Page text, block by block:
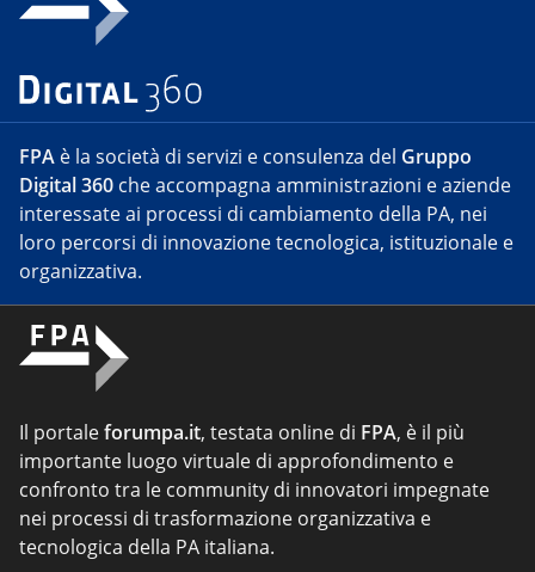
FPA è la società di servizi e consulenza del Gruppo
Digital 360 che accompagna amministrazioni e aziende
interessate ai processi di cambiamento della PA, nei
loro percorsi di innovazione tecnologica, istituzionale e
organizzativa.
Il portaleforumpa.it, testata online di FPA, è il più
importante luogo virtuale di approfondimento e
confronto tra le community di innovatori impegnate
nei processi di trasformazione organizzativa e
tecnologica della PA italiana.